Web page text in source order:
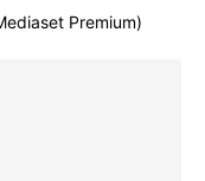
Premium)